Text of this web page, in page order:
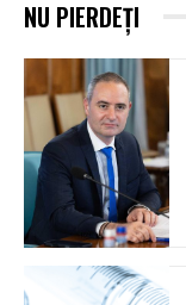
NU PIERDEȚI